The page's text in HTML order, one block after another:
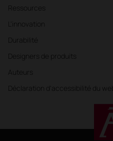
Ressources
L'innovation
Durabilité
Designers de produits
Auteurs
Déclaration d'accessibilité du web